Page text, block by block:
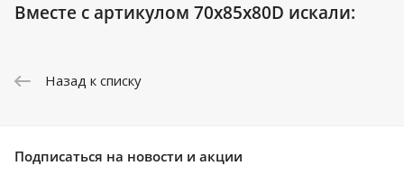
Вместе с артикулом 70x85x80D искали:
Назад к списку
Подписаться на новости и акции